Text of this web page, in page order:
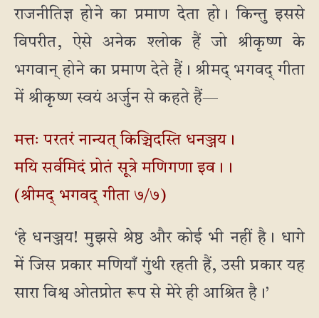
राजनीतिज्ञ होने का प्रमाण देता हो। किन्तु इससे
विपरीत, ऐसे अनेक श्लोक हैं जो श्रीकृष्ण के
भगवान् होने का प्रमाण देते हैं। श्रीमद् भगवद् गीता
में श्रीकृष्ण स्वयं अर्जुन से कहते हैं—
मत्तः परतरं नान्यत् किञ्चिदस्ति धनञ्जय।
मयि सर्वमिदं प्रोतं सूत्रे मणिगणा इव।।
(श्रीमद् भगवद् गीता ७/७)
‘हे धनञ्जय! मुझसे श्रेष्ठ और कोई भी नहीं है। धागे
में जिस प्रकार मणियाँ गुंथी रहती हैं, उसी प्रकार यह
सारा विश्व ओतप्रोत रूप से मेरे ही आश्रित है।’